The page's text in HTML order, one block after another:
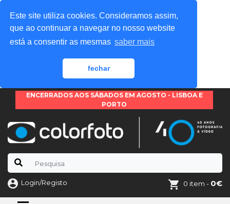
Este site utiliza cookies. Consideramos assim,
que ao continuar a navegar no nosso website
está a consentir as mesmas saber mais
fechar
ENCERRADOS AOS SÁBADOS EM AGOSTO - LISBOA E
PORTO
Login/Registo 0 item - 0€